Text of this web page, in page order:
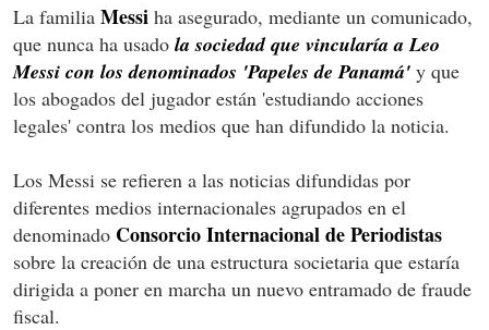
La familia Messi ha asegurado, mediante un comunicado,
que nunca ha usado la sociedad que vincularía a Leo
Messi con los denominados 'Papeles de Panamá' y que
los abogados del jugador están 'estudiando acciones
legales' contra los medios que han difundido la noticia.
Los Messi se refieren a las noticias difundidas por
diferentes medios internacionales agrupados en el
denominado Consorcio Internacional de Periodistas
sobre la creación de una estructura societaria que estaría
dirigida a poner en marcha un nuevo entramado de fraude
fiscal.